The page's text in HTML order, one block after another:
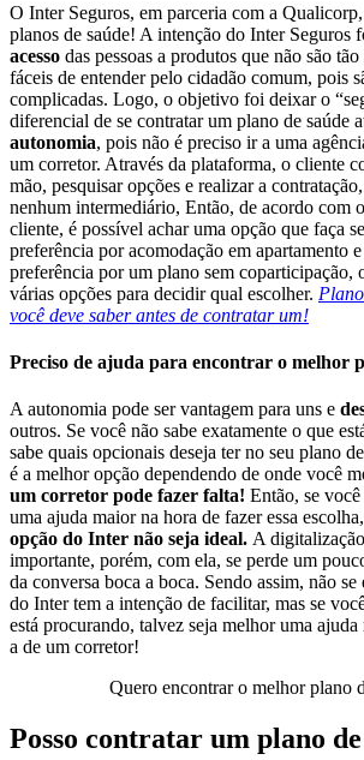
O Inter Seguros, em parceria com a
planos de saúde! A intenção do Inter Seguros
acesso das pessoas a produtos que não são
fáceis de entender pelo cidadão comum, pois
complicadas. Logo, o objetivo foi deixar o
diferencial de se contratar um plano de saúde
autonomia, pois não é preciso ir a uma
um corretor. Através da plataforma, o cliente
mão, pesquisar opções e realizar a
nenhum intermediário, Então, de acordo com
cliente, é possível achar uma opção que faça
preferência por acomodação em apartamento
preferência por um plano sem coparticipação,
várias opções para decidir qual escolher.
você deve saber antes de contratar um!
Preciso de ajuda para encontrar o melhor
A autonomia pode ser vantagem para uns e
outros. Se você não sabe exatamente o que
sabe quais opcionais deseja ter no seu plano
é a melhor opção dependendo de onde você
um corretor pode fazer falta! Então, se
uma ajuda maior na hora de fazer essa escolha,
opção do Inter não seja ideal. A
importante, porém, com ela, se perde um
da conversa boca a boca. Sendo assim, não
do Inter tem a intenção de facilitar, mas se
está procurando, talvez seja melhor uma
a de um corretor!
Quero encontrar o melhor plano
Posso contratar um plano de